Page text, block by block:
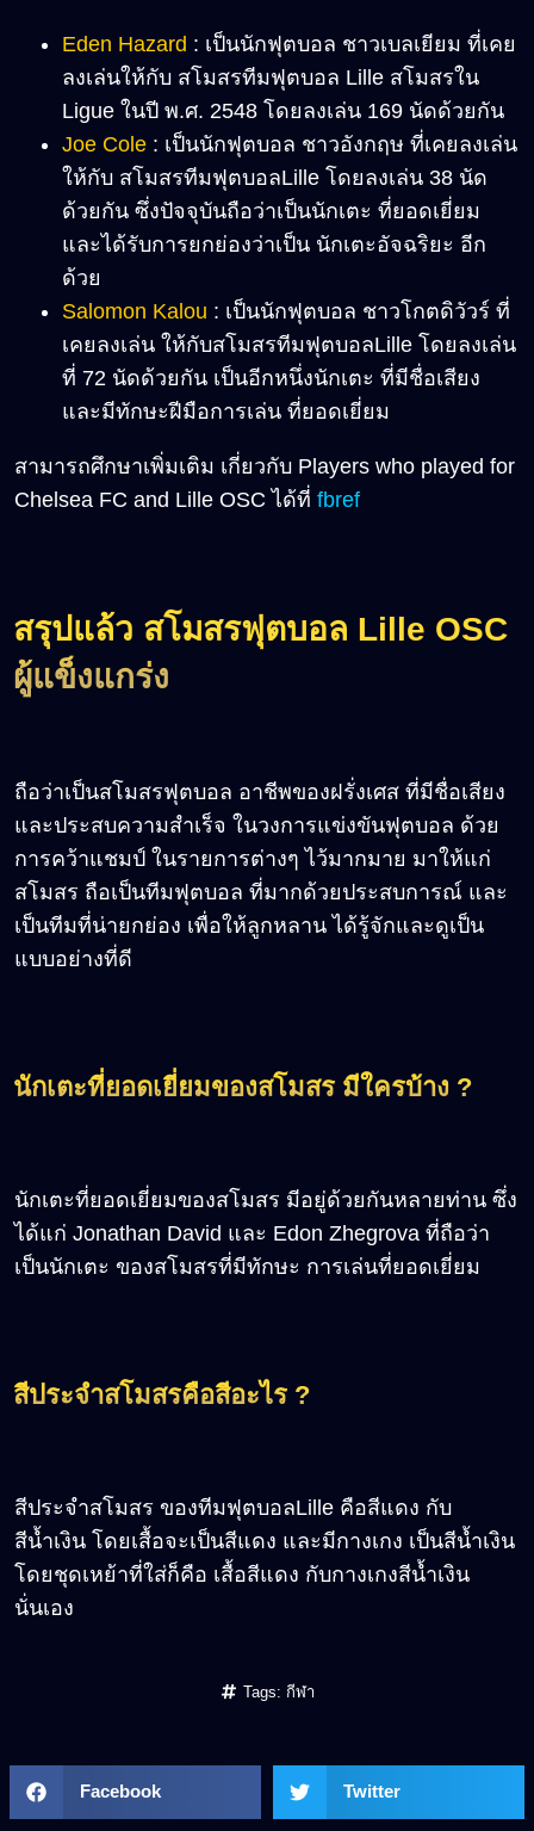
Eden Hazard : เป็นนักฟุตบอล ชาวเบลเยียม ที่เคย
ลงเล่นให้กับ สโมสรทีมฟุตบอล Lille สโมสรใน
Ligue ในปี พ.ศ. 2548 โดยลงเล่น 169 นัดด้วยกัน
Joe Cole : เป็นนักฟุตบอล ชาวอังกฤษ ที่เคยลงเล่น
ให้กับ สโมสรทีมฟุตบอลLille โดยลงเล่น 38 นัด
ด้วยกัน ซึ่งปัจจุบันถือว่าเป็นนักเตะ ที่ยอดเยี่ยม
และได้รับการยกย่องว่าเป็น นักเตะอัจฉริยะ อีก
ด้วย
Salomon Kalou : เป็นนักฟุตบอล ชาวโกตดิวัวร์ ที่
เคยลงเล่น ให้กับสโมสรทีมฟุตบอลLille โดยลงเล่น
ที่ 72 นัดด้วยกัน เป็นอีกหนึ่งนักเตะ ที่มีชื่อเสียง
และมีทักษะฝีมือการเล่น ที่ยอดเยี่ยม
สามารถศึกษาเพิ่มเติม เกี่ยวกับ Players who played for
Chelsea FC and Lille OSC ได้ที่ fbref
สรุปแล้ว สโมสรฟุตบอล Lille OSC
ผู้แข็งแกร่ง
ถือว่าเป็นสโมสรฟุตบอล อาชีพของฝรั่งเศส ที่มีชื่อเสียง
และประสบความสำเร็จ ในวงการแข่งขันฟุตบอล ด้วย
การคว้าแชมป์ ในรายการต่างๆ ไว้มากมาย มาให้แก่
สโมสร ถือเป็นทีมฟุตบอล ที่มากด้วยประสบการณ์ และ
เป็นทีมที่น่ายกย่อง เพื่อให้ลูกหลาน ได้รู้จักและดูเป็น
แบบอย่างที่ดี
นักเตะที่ยอดเยี่ยมของสโมสร มีใครบ้าง ?
นักเตะที่ยอดเยี่ยมของสโมสร มีอยู่ด้วยกันหลายท่าน ซึ่ง
ได้แก่ Jonathan David และ Edon Zhegrova ที่ถือว่า
เป็นนักเตะ ของสโมสรที่มีทักษะ การเล่นที่ยอดเยี่ยม
สีประจำสโมสรคือสีอะไร ?
สีประจำสโมสร ของทีมฟุตบอลLille คือสีแดง กับ
สีน้ำเงิน โดยเสื้อจะเป็นสีแดง และมีกางเกง เป็นสีน้ำเงิน
โดยชุดเหย้าที่ใส่ก็คือ เสื้อสีแดง กับกางเกงสีน้ำเงิน
นั่นเอง
Tags: กีฬา
Facebook Twitter